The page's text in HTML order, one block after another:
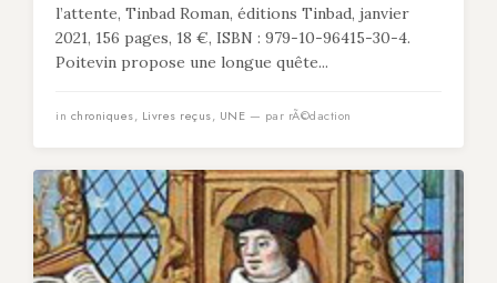
l’attente, Tinbad Roman, éditions Tinbad, janvier
2021, 156 pages, 18 €, ISBN : 979-10-96415-30-4.
Poitevin propose une longue quête...
in chroniques, Livres reçus, UNE — par rÃ©daction